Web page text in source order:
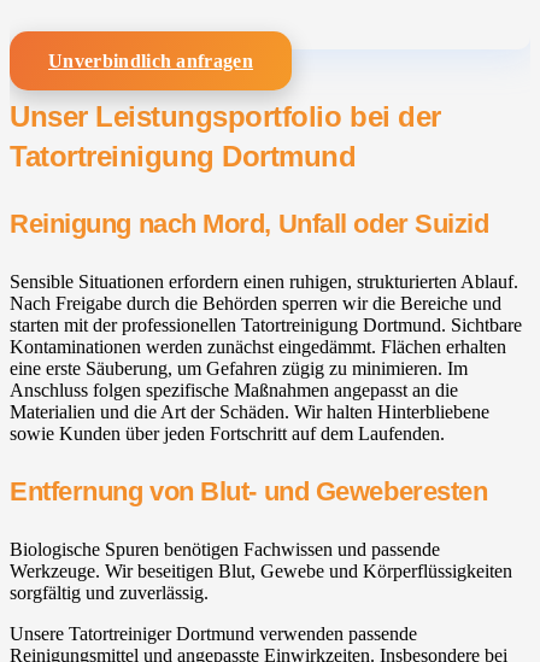
Unverbindlich anfragen
Unser Leistungsportfolio bei der
Tatortreinigung Dortmund
Reinigung nach Mord, Unfall oder Suizid
Sensible Situationen erfordern einen ruhigen, strukturierten Ablauf.
Nach Freigabe durch die Behörden sperren wir die Bereiche und
starten mit der professionellen Tatortreinigung Dortmund. Sichtbare
Kontaminationen werden zunächst eingedämmt. Flächen erhalten
eine erste Säuberung, um Gefahren zügig zu minimieren. Im
Anschluss folgen spezifische Maßnahmen angepasst an die
Materialien und die Art der Schäden. Wir halten Hinterbliebene
sowie Kunden über jeden Fortschritt auf dem Laufenden.
Entfernung von Blut- und Geweberesten
Biologische Spuren benötigen Fachwissen und passende
Werkzeuge. Wir beseitigen Blut, Gewebe und Körperflüssigkeiten
sorgfältig und zuverlässig.
Unsere Tatortreiniger Dortmund verwenden passende
Reinigungsmittel und angepasste Einwirkzeiten. Insbesondere bei